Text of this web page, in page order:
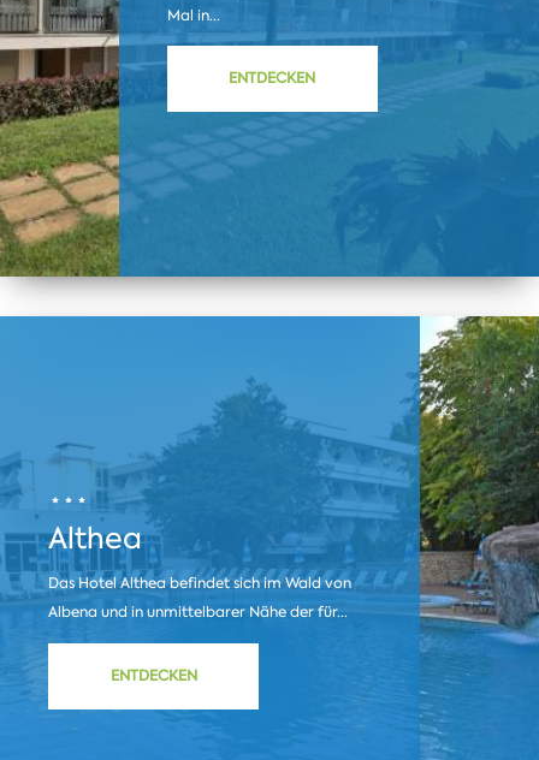
Mal in...
ENTDECKEN
Althea
Das Hotel Althea befindet sich im Wald von
Albena und in unmittelbarer Nähe der für...
ENTDECKEN